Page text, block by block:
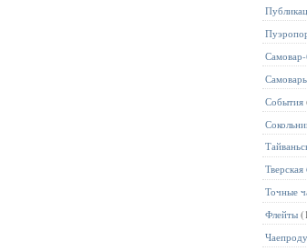
События
Тверская
Точные
Флейты